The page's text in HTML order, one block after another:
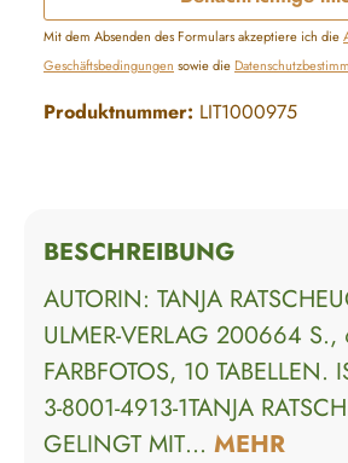
Mit dem Absenden des Formulars akzeptiere ich die
Geschäftsbedingungen sowie die
Produktnummer: LIT1000975
BESCHREIBUNG
AUTORIN: TANJA
ULMER-VERLAG 200664
FARBFOTOS, 10 TABELLEN.
3-8001-4913-1TANJA RATSCH
GELINGT MIT… MEHR